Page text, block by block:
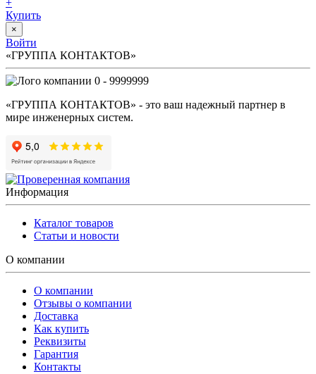
+
Купить
×
Войти
«ГРУППА КОНТАКТОВ»
0 - 9999999
«ГРУППА КОНТАКТОВ» - это ваш надежный партнер в
мире инженерных систем.
Информация
Каталог товаров
Статьи и новости
О компании
О компании
Отзывы о компании
Доставка
Как купить
Реквизиты
Гарантия
Контакты